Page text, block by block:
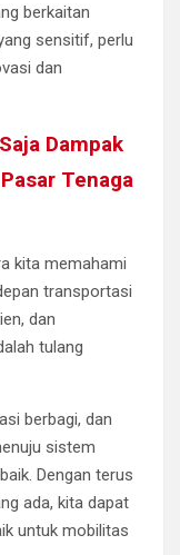
berkaitan
sensitif, perlu
dan
Dampak
Tenaga
kita memahami
transportasi
dan
tulang
berbagi, dan
sistem
Dengan terus
ada, kita dapat
untuk mobilitas